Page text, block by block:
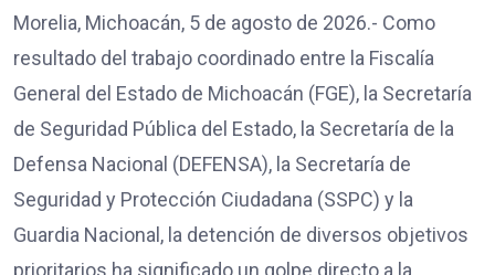
Morelia, Michoacán, 5 de agosto de 2026.- Como
resultado del trabajo coordinado entre la Fiscalía
General del Estado de Michoacán (FGE), la Secretaría
de Seguridad Pública del Estado, la Secretaría de la
Defensa Nacional (DEFENSA), la Secretaría de
Seguridad y Protección Ciudadana (SSPC) y la
Guardia Nacional, la detención de diversos objetivos
prioritarios ha significado un golpe directo a la